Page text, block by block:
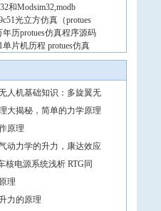
和Modsim32,modb
光立方仿真（protues
年历protues仿真程序源码
单片机历程 protues仿真
人机基础知识：多旋翼无
大揭秘，简单的力学原理
原理
动力学的升力，康达效应
核电源系统浅析 RTG同
理
力的原理